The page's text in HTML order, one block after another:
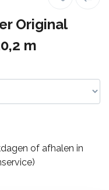
Original
m
of afhalen in